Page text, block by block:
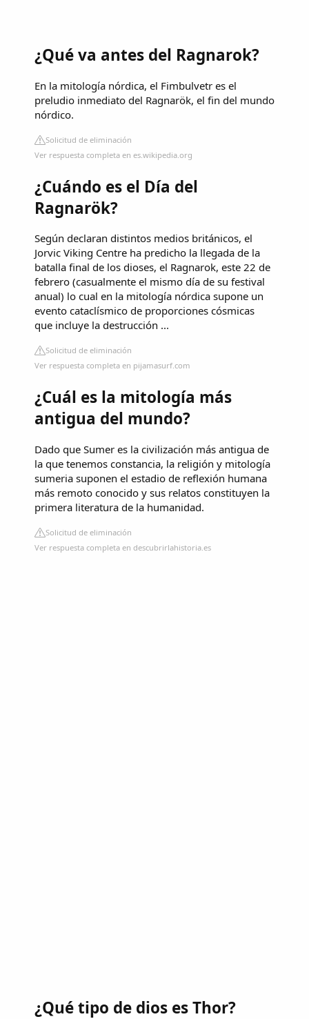
¿Qué va antes del Ragnarok?
En la mitología nórdica, el Fimbulvetr es el
preludio inmediato del Ragnarök, el fin del mundo
nórdico.
Solicitud de eliminación
Ver respuesta completa en es.wikipedia.org
¿Cuándo es el Día del
Ragnarök?
Según declaran distintos medios británicos, el
Jorvic Viking Centre ha predicho la llegada de la
batalla final de los dioses, el Ragnarok, este 22 de
febrero (casualmente el mismo día de su festival
anual) lo cual en la mitología nórdica supone un
evento cataclísmico de proporciones cósmicas
que incluye la destrucción ...
Solicitud de eliminación
Ver respuesta completa en pijamasurf.com
¿Cuál es la mitología más
antigua del mundo?
Dado que Sumer es la civilización más antigua de
la que tenemos constancia, la religión y mitología
sumeria suponen el estadio de reflexión humana
más remoto conocido y sus relatos constituyen la
primera literatura de la humanidad.
Solicitud de eliminación
Ver respuesta completa en descubrirlahistoria.es
¿Qué tipo de dios es Thor?